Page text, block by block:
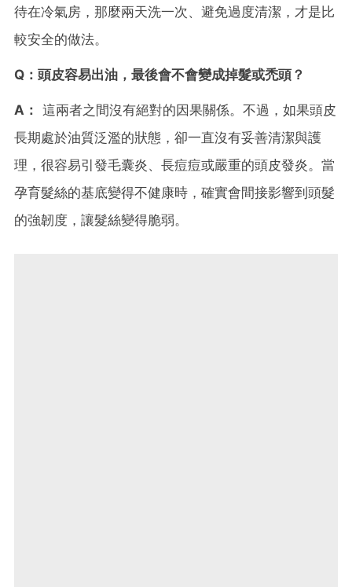
待在冷氣房，那麼兩天洗一次、避免過度清潔，才是比
較安全的做法。
Q：頭皮容易出油，最後會不會變成掉髮或禿頭？
A： 這兩者之間沒有絕對的因果關係。不過，如果頭皮
長期處於油質泛濫的狀態，卻一直沒有妥善清潔與護
理，很容易引發毛囊炎、長痘痘或嚴重的頭皮發炎。當
孕育髮絲的基底變得不健康時，確實會間接影響到頭髮
的強韌度，讓髮絲變得脆弱。